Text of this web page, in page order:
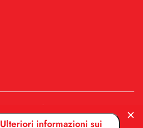
Numero di partita IVA 398034222
Ulteriori informazioni sui